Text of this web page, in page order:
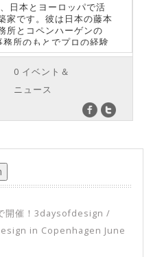
日本とヨーロッパで活
家です。彼は日本の藤本
所とコペンハーゲンの
務所のもとでプロの経験
駐日デンマーク大使館
サマーパビリオンにて、
ジェクトを行うことがで
ビリオンでは、複数に
輸出促進イベントを開催
れに関連して大使館で
日本の建築の間に存在す
背景にある彼自身のイン
できました。彼は今回の
エアパビリオン2020」
デンマークに8年間在住
のですか？ デンマーク
、直感と好奇心からで
0 イベント＆
ニュース
開催！3daysofdesign /
in Copenhagen June